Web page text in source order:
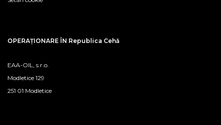
OPERAȚIONARE ÎN Republica Cehă
EAA-OIL, s.r.o.
Modletice 129
251 01 Modletice